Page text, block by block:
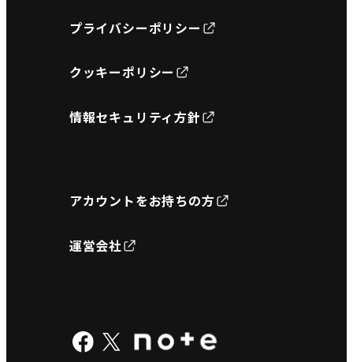
プライバシーポリシー
クッキーポリシー
情報セキュリティ方針
アカウントをお持ちの方
運営会社